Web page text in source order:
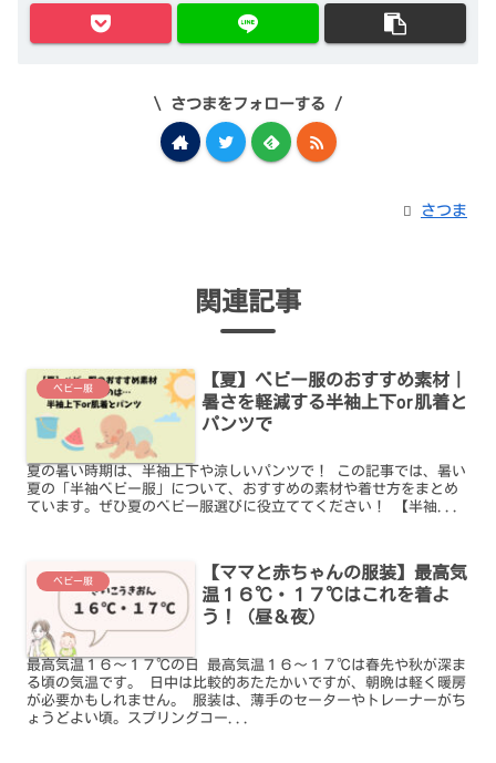
さつまをフォローする
さつま
関連記事
ベビー服
【夏】ベビー服のおすすめ素材｜
暑さを軽減する半袖上下or肌着と
パンツで
夏の暑い時期は、半袖上下や涼しいパンツで！ この記事では、暑い
夏の「半袖ベビー服」について、おすすめの素材や着せ方をまとめ
ています。ぜひ夏のベビー服選びに役立ててください！ 【半袖...
ベビー服
【ママと赤ちゃんの服装】最高気
温１６℃・１７℃はこれを着よ
う！（昼＆夜）
最高気温１６～１７℃の日 最高気温１６～１７℃は春先や秋が深ま
る頃の気温です。 日中は比較的あたたかいですが、朝晩は軽く暖房
が必要かもしれません。 服装は、薄手のセーターやトレーナーがち
ょうどよい頃。スプリングコー...